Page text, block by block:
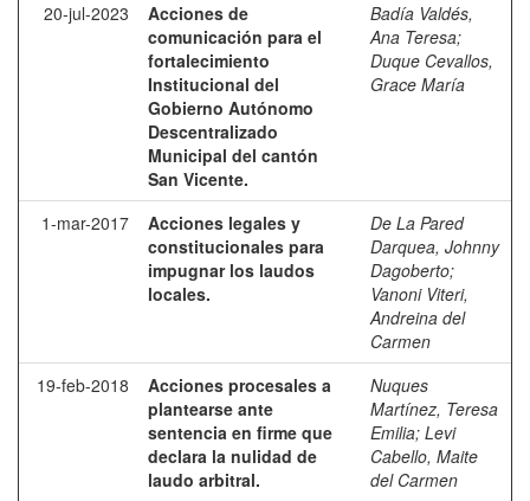
20-jul-2023
Acciones de
comunicación para el
fortalecimiento
Institucional del
Gobierno Autónomo
Descentralizado
Municipal del cantón
San Vicente.
Badía Valdés,
Ana Teresa;
Duque Cevallos,
Grace María
1-mar-2017
Acciones legales y
constitucionales para
impugnar los laudos
locales.
De La Pared
Darquea, Johnny
Dagoberto;
Vanoni Viteri,
Andreina del
Carmen
19-feb-2018
Acciones procesales a
plantearse ante
sentencia en firme que
declara la nulidad de
laudo arbitral.
Nuques
Martínez, Teresa
Emilia; Levi
Cabello, Maite
del Carmen